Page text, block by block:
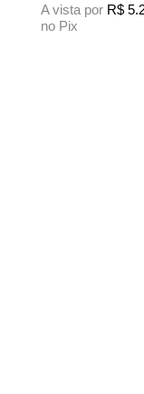
A vista por R$
no Pix